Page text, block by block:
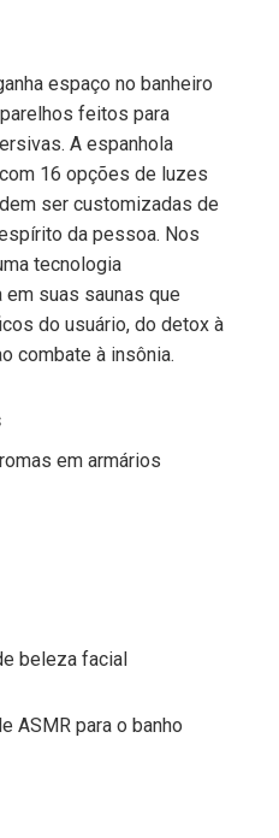
espaço no banheiro
feitos para
A espanhola
16 opções de luzes
ser customizadas de
da pessoa. Nos
tecnologia
suas saunas que
do usuário, do detox à
combate à insônia.
em armários
beleza facial
ASMR para o banho